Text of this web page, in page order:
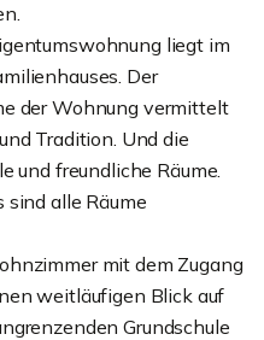
liegt im
Der
der Wohnung vermittelt
Tradition. Und die
und freundliche Räume.
sind alle Räume
mit dem Zugang
weitläufigen Blick auf
Grundschule